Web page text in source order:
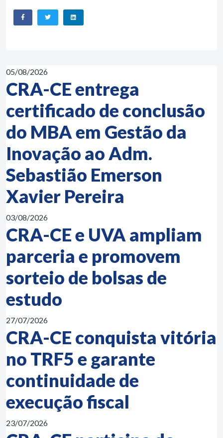
05/08/2026
CRA-CE entrega
certificado de conclusão
do MBA em Gestão da
Inovação ao Adm.
Sebastião Emerson
Xavier Pereira
03/08/2026
CRA-CE e UVA ampliam
parceria e promovem
sorteio de bolsas de
estudo
27/07/2026
CRA-CE conquista vitória
no TRF5 e garante
continuidade de
execução fiscal
23/07/2026